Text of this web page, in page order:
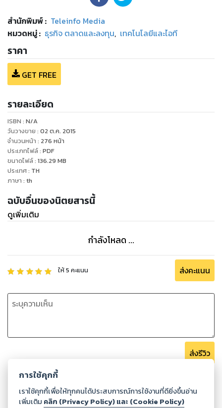
สำนักพิมพ์: Teleinfo Media
หมวดหมู่: ธุรกิจ ตลาดและลงทุน, เทคโนโลยีและไอที
ราคา
GET FREE
รายละเอียด
ISBN : N/A
วันวางขาย : 02 ต.ค. 2015
จำนวนหน้า : 276 หน้า
ประเภทไฟล์: PDF
ขนาดไฟล์: 136.29 MB
ประเทศ: TH
ภาษา : th
ฉบับอื่นของนิตยสารนี้
ดูเพิ่มเติม
กำลังโหลด ...
ให้5 คะแนน ส่งคะแนน
ส่งรีวิว
การใช้คุกกี้
เราใช้คุกกี้เพื่อให้ทุกคนได้ประสบการณ์การใช้งานที่ดียิ่งขึ้นอ่าน
เพิ่มเติม คลิก (Privacy Policy) และ (Cookie Policy)